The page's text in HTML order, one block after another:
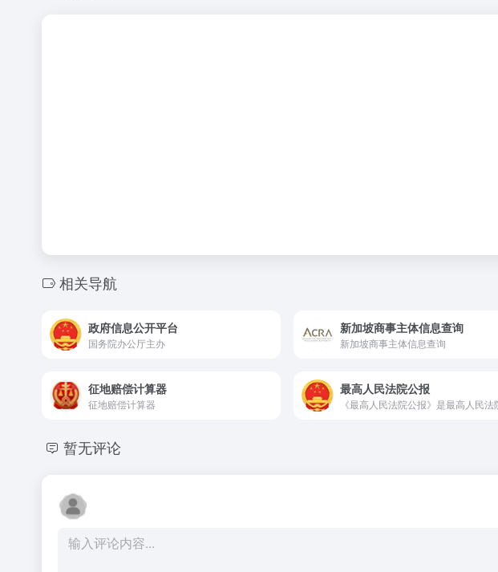
相关导航
政府信息公开平台
国务院办公厅主办
新加坡商事主体信息查询
新加坡商事主体信息查询
征地赔偿计算器
征地赔偿计算器
最高人民法院公报
暂无评论